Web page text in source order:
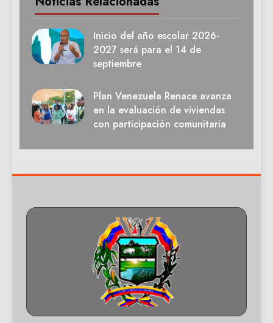
Inicio del año escolar 2026-
2027 será para el 14 de
septiembre
Plan Venezuela Renace avanza
en la evaluación de viviendas
con participación comunitaria